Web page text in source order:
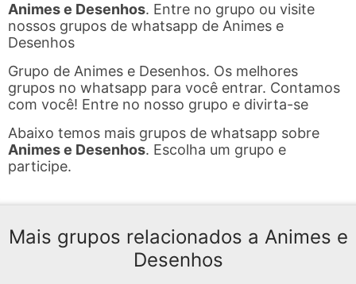
Animes e Desenhos. Entre no grupo ou visite
nossos grupos de whatsapp de Animes e
Desenhos
Grupo de Animes e Desenhos. Os melhores
grupos no whatsapp para você entrar. Contamos
com você! Entre no nosso grupo e divirta-se
Abaixo temos mais grupos de whatsapp sobre
Animes e Desenhos. Escolha um grupo e
participe.
Mais grupos relacionados a Animes e
Desenhos